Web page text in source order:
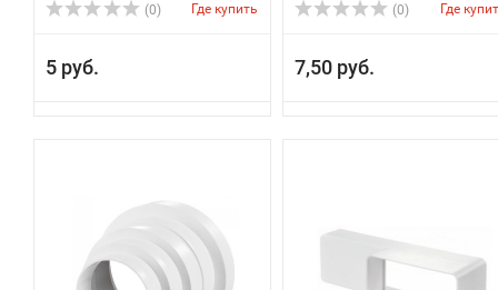
(0) Где купить
5 руб.
(0) Где
7,50 руб.